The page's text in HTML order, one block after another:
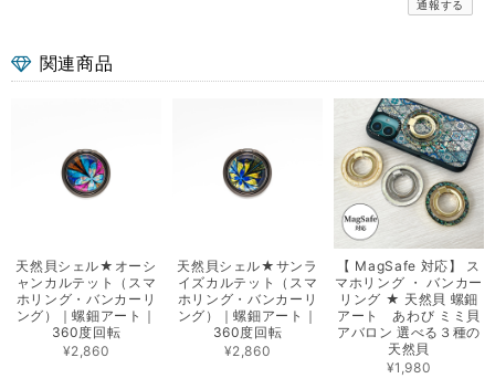
通報する
関連商品
天然貝シェル★オーシ
ャンカルテット（スマ
ホリング・バンカーリ
ング）｜螺鈿アート｜
360度回転
¥2,860
天然貝シェル★サンラ
イズカルテット（スマ
ホリング・バンカーリ
ング）｜螺鈿アート｜
360度回転
¥2,860
【 MagSafe 対応】 ス
マホリング ・ バンカー
リング ★ 天然貝 螺鈿
アート あわび ミミ貝
アバロン 選べる３種の
天然貝
¥1,980